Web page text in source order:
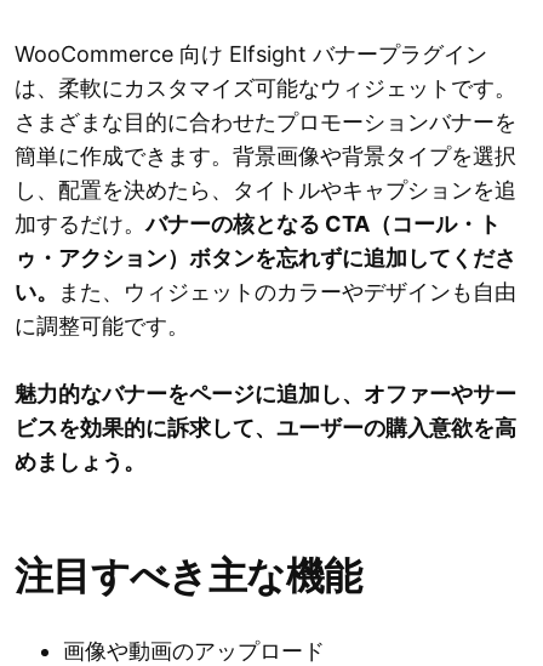
WooCommerce 向け Elfsight バナープラグイン
は、柔軟にカスタマイズ可能なウィジェットです。
さまざまな目的に合わせたプロモーションバナーを
簡単に作成できます。背景画像や背景タイプを選択
し、配置を決めたら、タイトルやキャプションを追
加するだけ。バナーの核となる CTA（コール・ト
ゥ・アクション）ボタンを忘れずに追加してくださ
い。
また、ウィジェットのカラーやデザインも自由
に調整可能です。
魅力的なバナーをページに追加し、オファーやサー
ビスを効果的に訴求して、ユーザーの購入意欲を高
めましょう。
注目すべき主な機能
画像や動画のアップロード